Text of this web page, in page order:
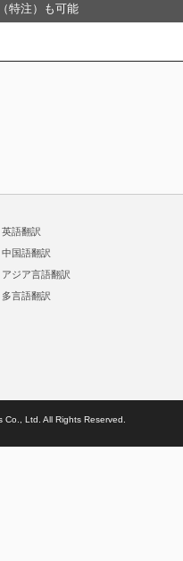
特注）も可能
英語翻訳
中国語翻訳
アジア言語翻訳
多言語翻訳
Ltd. All Rights Reserved.